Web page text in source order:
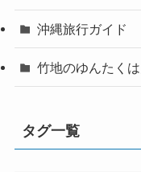
沖縄旅行ガイド
竹地のゆんたくは
タグ一覧